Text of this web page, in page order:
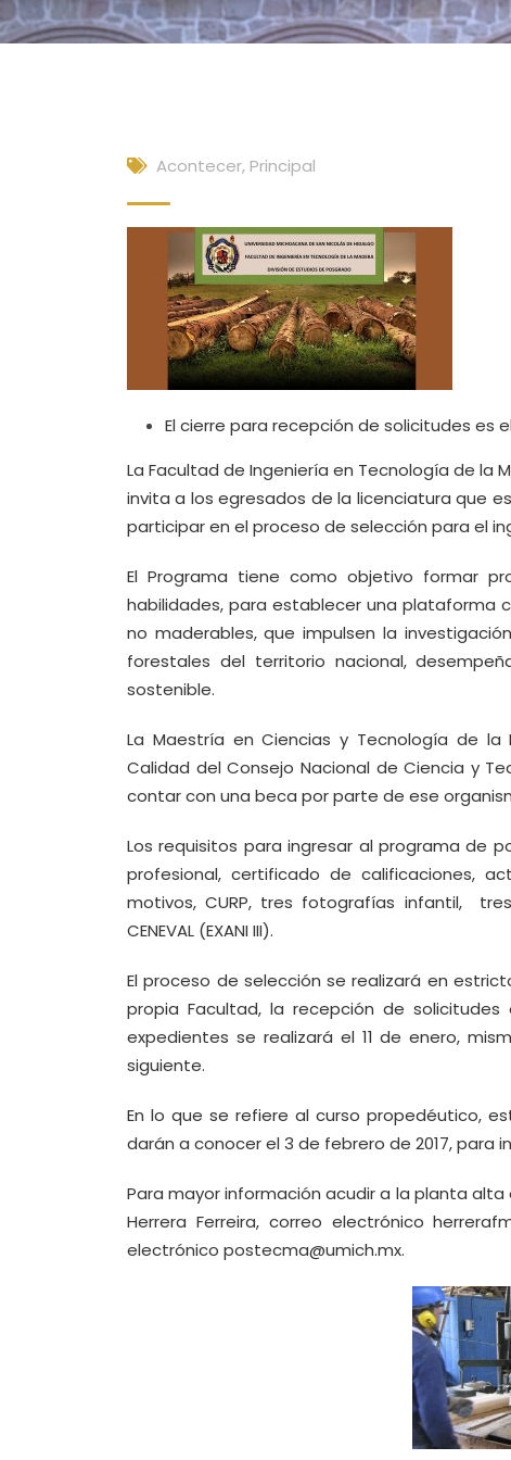
Acontecer, Principal
El cierre para recepción de solicitudes es
La Facultad de Ingeniería en Tecnología de la
invita a los egresados de la licenciatura que
participar en el proceso de selección para el
El Programa tiene como objetivo formar
habilidades, para establecer una plataforma
no maderables, que impulsen la
forestales del territorio nacional,
sostenible.
La Maestría en Ciencias y Tecnología de
Calidad del Consejo Nacional de Ciencia y
contar con una beca por parte de ese
Los requisitos para ingresar al programa de
profesional, certificado de calificaciones,
motivos, CURP, tres fotografías infantil,
CENEVAL (EXANI III).
El proceso de selección se realizará en
propia Facultad, la recepción de
expedientes se realizará el 11 de enero,
siguiente.
En lo que se refiere al curso propedéutico,
darán a conocer el 3 de febrero de 2017, para
Para mayor información acudir a la planta alta
Herrera Ferreira, correo electrónico
electrónico postecma@umich.mx.